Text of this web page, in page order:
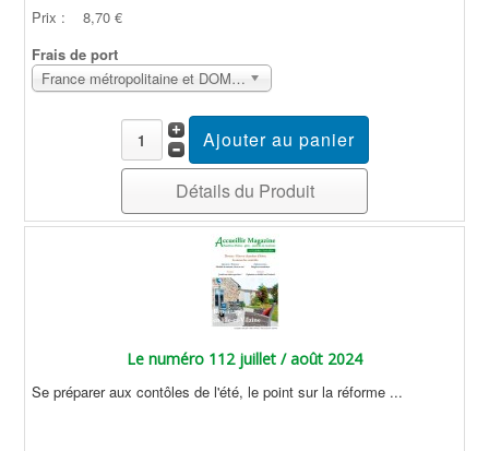
Prix :
8,70 €
Frais de port
France métropolitaine et DOM Sans surcoût
Détails du Produit
Le numéro 112 juillet / août 2024
Se préparer aux contôles de l'été, le point sur la réforme ...